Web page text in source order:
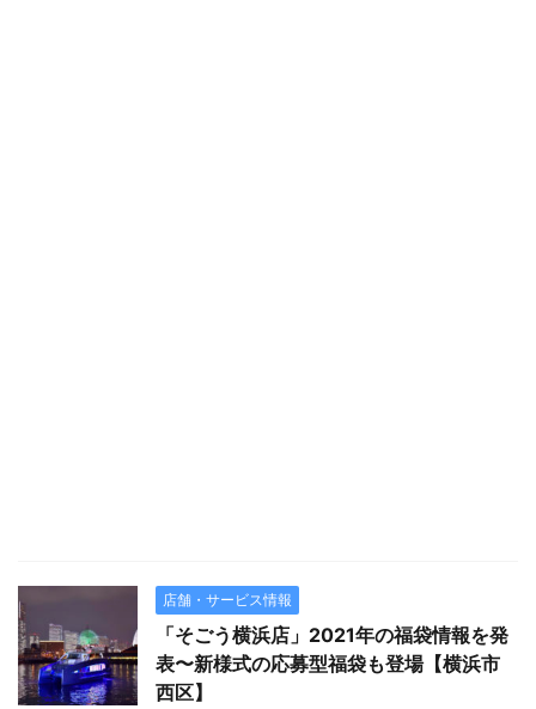
店舗・サービス情報
「そごう横浜店」2021年の福袋情報を発
表〜新様式の応募型福袋も登場【横浜市
西区】